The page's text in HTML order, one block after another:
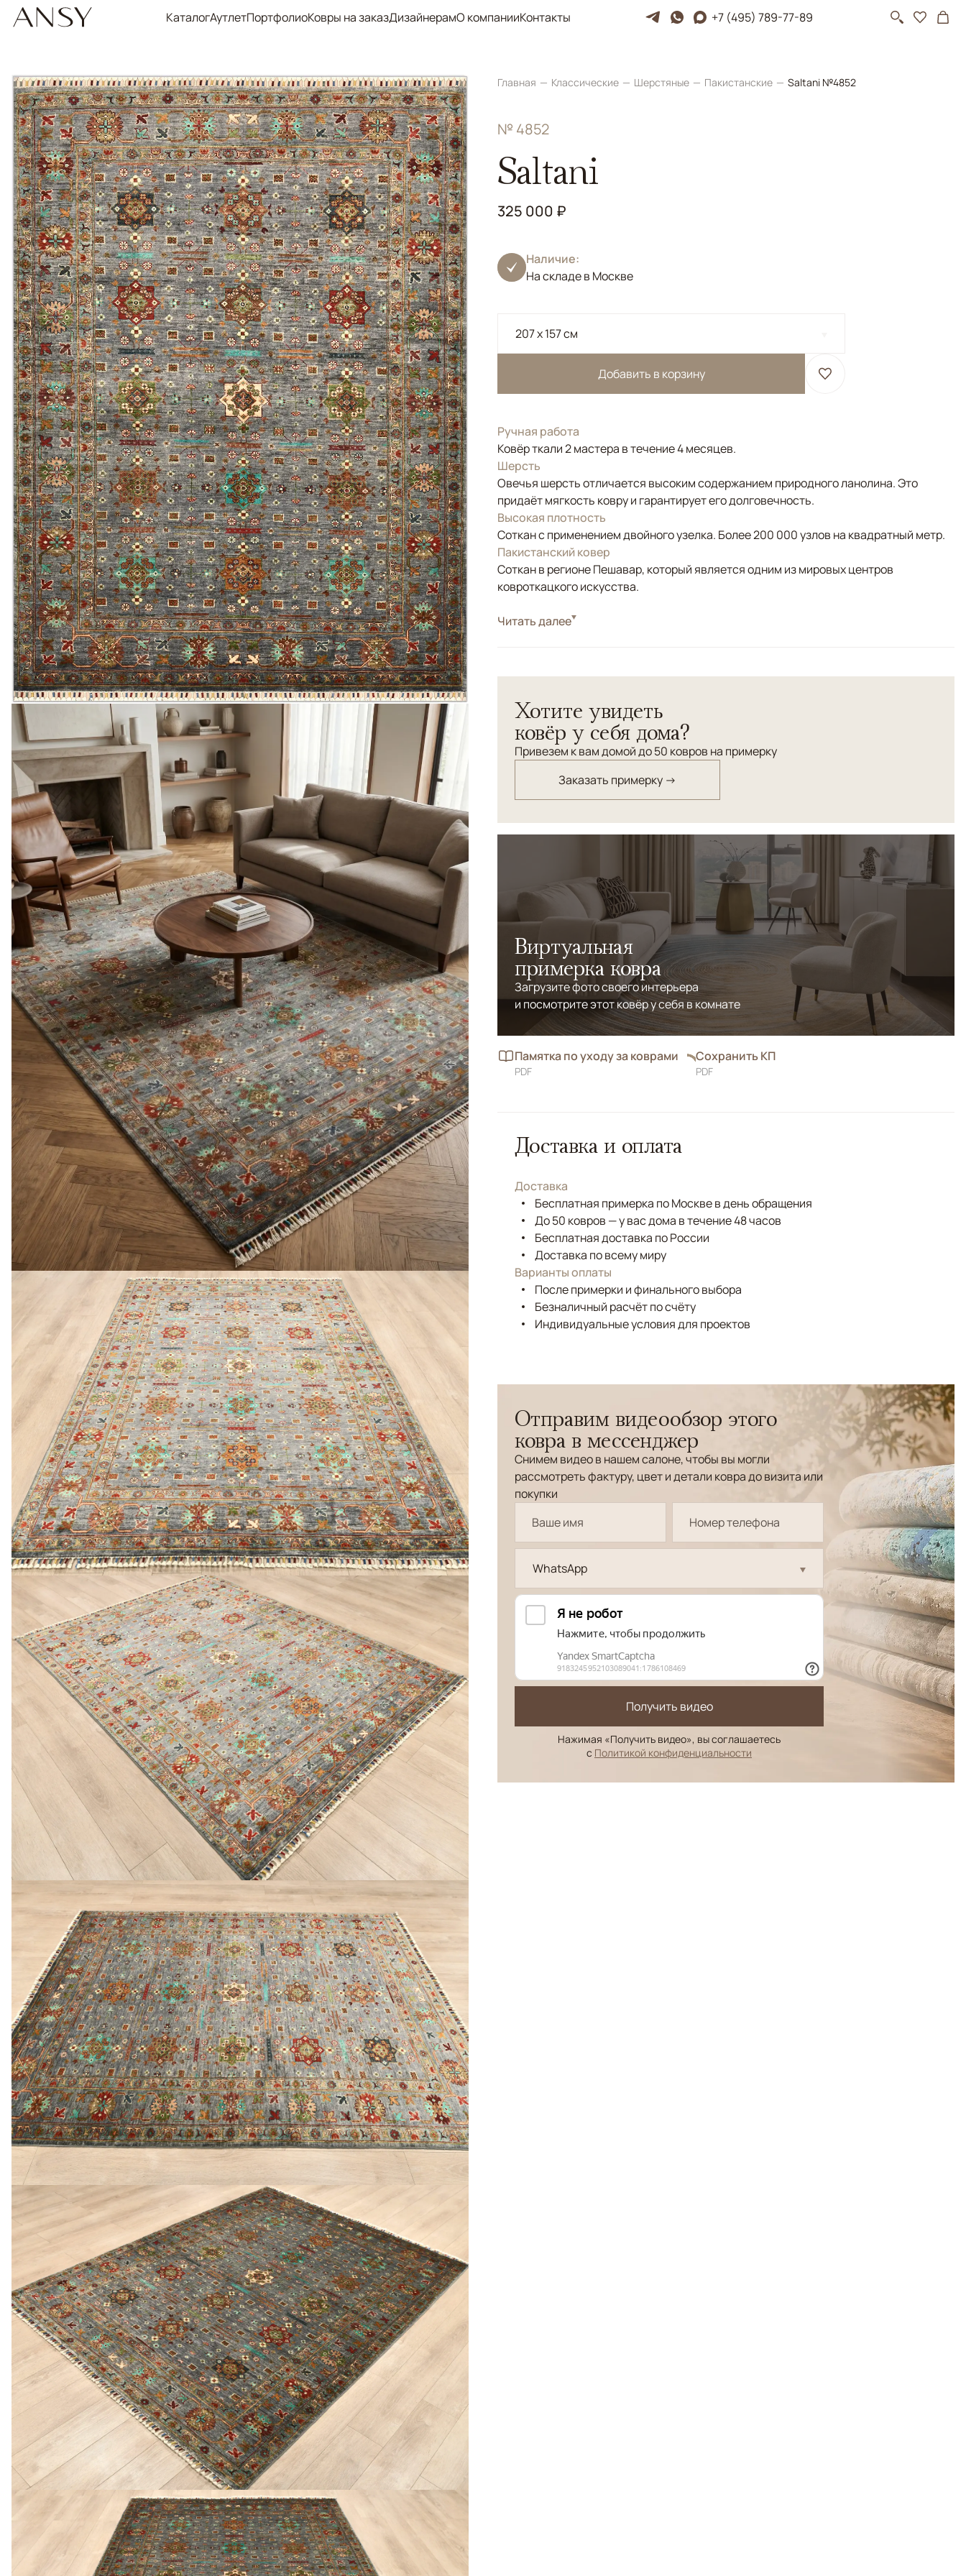
КаталогАутлетПортфолиоКовры на заказДизайнерамО компанииКонтакты +7 (495) 789-77-89
Главная Классические Шерстяные Пакистанские Saltani №4852
№ 4852
Saltani
325 000 ₽
Наличие:
На складе в Москве
207 x 157 см
Добавить в корзину
Ручная работа
Ковёр ткали 2 мастера в течение 4 месяцев.
Шерсть
Овечья шерсть отличается высоким содержанием природного ланолина. Это
придаёт мягкость ковру и гарантирует его долговечность.
Высокая плотность
Соткан с применением двойного узелка. Более 200 000 узлов на квадратный метр.
Пакистанский ковер
Соткан в регионе Пешавар, который является одним из мировых центров
ковроткацкого искусства.
СтильКлассические
Читать далее
Хотите увидеть
ковёр у себя дома?
Привезем к вам домой до 50 ковров на примерку
Заказать примерку →
Виртуальная
примерка ковра
Загрузите фото своего интерьера
и посмотрите этот ковёр у себя в комнате
Памятка по уходу за коврами
PDF
Сохранить КП
PDF
Доставка и оплата
Доставка
Бесплатная примерка по Москве в день обращения
До 50 ковров — у вас дома в течение 48 часов
Бесплатная доставка по России
Доставка по всему миру
Варианты оплаты
После примерки и финального выбора
Безналичный расчёт по счёту
Индивидуальные условия для проектов
Отправим видеообзор этого
ковра в мессенджер
Снимем видео в нашем салоне, чтобы вы могли
рассмотреть фактуру, цвет и детали ковра до визита или
покупки
WhatsApp
Получить видео
Нажимая «Получить видео», вы соглашаетесь
с Политикой конфиденциальности